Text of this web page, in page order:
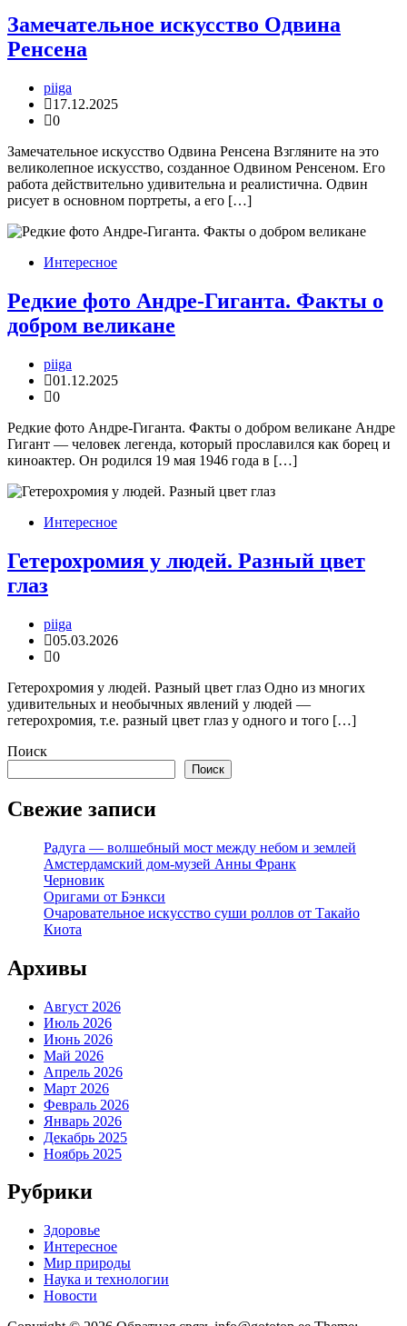
Замечательное искусство Одвина
Ренсена
piiga
17.12.2025
0
Замечательное искусство Одвина Ренсена Взгляните на это
великолепное искусство, созданное Одвином Ренсеном. Его
работа действительно удивительна и реалистична. Одвин
рисует в основном портреты, а его […]
Интересное
Редкие фото Андре-Гиганта. Факты о
добром великане
piiga
01.12.2025
0
Редкие фото Андре-Гиганта. Факты о добром великане Андре
Гигант — человек легенда, который прославился как борец и
киноактер. Он родился 19 мая 1946 года в […]
Интересное
Гетерохромия у людей. Разный цвет
глаз
piiga
05.03.2026
0
Гетерохромия у людей. Разный цвет глаз Одно из многих
удивительных и необычных явлений у людей —
гетерохромия, т.е. разный цвет глаз у одного и того […]
Поиск
Поиск
Свежие записи
Радуга — волшебный мост между небом и землей
Амстердамский дом-музей Анны Франк
Черновик
Оригами от Бэнкси
Очаровательное искусство суши роллов от Такайо
Киота
Архивы
Август 2026
Июль 2026
Июнь 2026
Май 2026
Апрель 2026
Март 2026
Февраль 2026
Январь 2026
Декабрь 2025
Ноябрь 2025
Рубрики
Здоровье
Интересное
Мир природы
Наука и технологии
Новости